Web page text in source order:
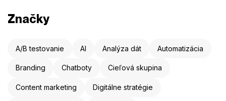
Značky
A/B testovanie AI Analýza dát Automatizácia
Branding Chatboty Cieľová skupina
Content marketing Digitálne stratégie